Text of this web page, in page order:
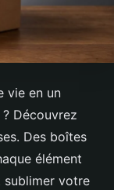
vie en un
Découvrez
Des boîtes
élément
sublimer votre